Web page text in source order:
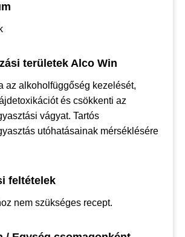
területek Alco Win
az alkoholfüggőség kezelését,
és csökkenti az
vágyat. Tartós
utóhatásainak mérséklésére
feltételek
nem szükséges recept.